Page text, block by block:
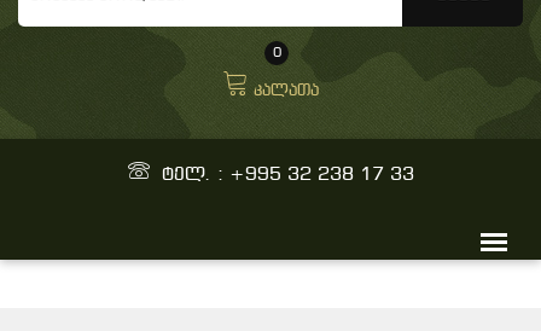
0
კალათა
ტელ. : +995 32 238 17 33